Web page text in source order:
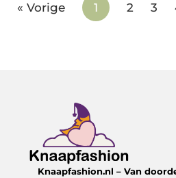
« Vorige 1 2 3
Knaapfashion.nl – Van